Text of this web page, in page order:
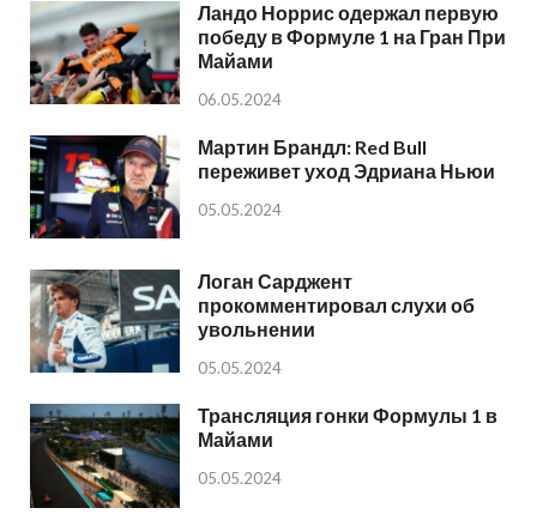
Ландо Норрис одержал первую
победу в Формуле 1 на Гран При
Майами
06.05.2024
Мартин Брандл: Red Bull
переживет уход Эдриана Ньюи
05.05.2024
Логан Сарджент
прокомментировал слухи об
увольнении
05.05.2024
Трансляция гонки Формулы 1 в
Майами
05.05.2024